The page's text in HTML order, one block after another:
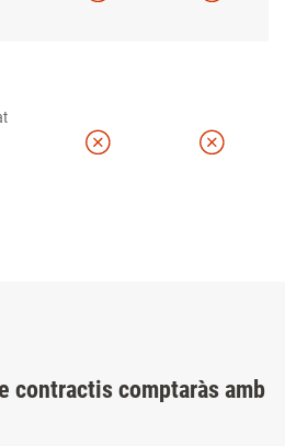
contractis comptaràs amb